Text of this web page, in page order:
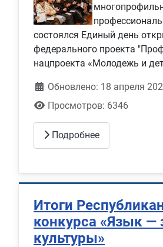
состоялся Единый день
федерального проекта
нацпроекта «Молодежь и
Обновлено: 18 апреля
Просмотров: 6346
Подробнее
Итоги
конкурса «Язык —
культуры»